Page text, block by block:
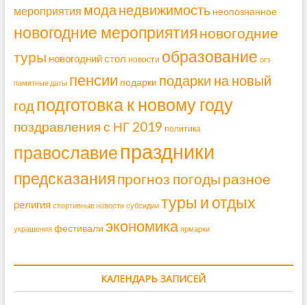
мероприятия мода недвижимость неопознанное
новогодние мероприятия новогодние
туры новогодний стол новости образование огэ
памятные даты пенсии подарки подарки на новый
год подготовка к новому году
поздравления с НГ 2019 политика
православие праздники
предсказанияпрогноз погоды разное
религия спортивные новости субсидии туры и отдых
украшения фестивали экономика ярмарки
КАЛЕНДАРЬ ЗАПИСЕЙ